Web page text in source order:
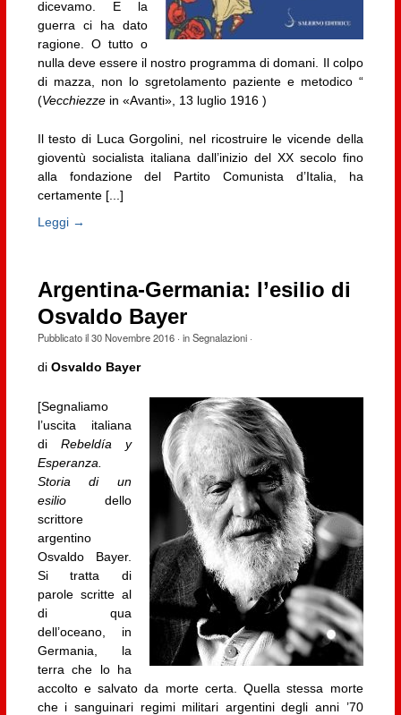
dicevamo. E la
guerra ci ha dato
ragione. O tutto o
nulla deve essere il nostro programma di domani. Il colpo
di mazza, non lo sgretolamento paziente e metodico “
(Vecchiezzein «Avanti», 13 luglio 1916 )
Il testo di Luca Gorgolini, nel ricostruire le vicende della
gioventù socialista italiana dall’inizio del XX secolo fino
alla fondazione del Partito Comunista d’Italia, ha
certamente [...]
Leggi →
Argentina-Germania: l’esilio di
Osvaldo Bayer
Pubblicato il30 Novembre 2016· inSegnalazioni·
di Osvaldo Bayer
[Segnaliamo
l’uscita italiana
di Rebeldía y
Esperanza.
Storia di un
esiliodello
scrittore
argentino
Osvaldo Bayer.
Si tratta di
parole scritte al
di qua
dell’oceano, in
Germania, la
terra che lo ha
accolto e salvato da morte certa. Quella stessa morte
che i sanguinari regimi militari argentini degli anni ’70